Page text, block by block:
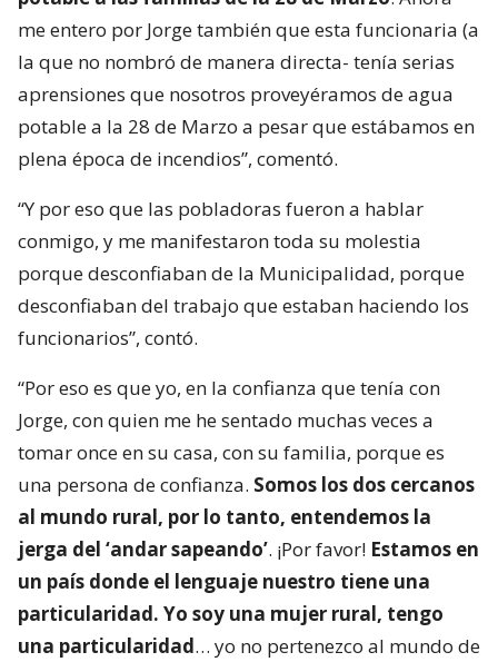
me entero por Jorge también que esta funcionaria (a
la que no nombró de manera directa- tenía serias
aprensiones que nosotros proveyéramos de agua
potable a la 28 de Marzo a pesar que estábamos en
plena época de incendios”, comentó.
“Y por eso que las pobladoras fueron a hablar
conmigo, y me manifestaron toda su molestia
porque desconfiaban de la Municipalidad, porque
desconfiaban del trabajo que estaban haciendo los
funcionarios”, contó.
“Por eso es que yo, en la confianza que tenía con
Jorge, con quien me he sentado muchas veces a
tomar once en su casa, con su familia, porque es
una persona de confianza. Somos los dos cercanos
al mundo rural, por lo tanto, entendemos la
jerga del ‘andar sapeando’. ¡Por favor! Estamos en
un país donde el lenguaje nuestro tiene una
particularidad. Yo soy una mujer rural, tengo
una particularidad… yo no pertenezco al mundo de